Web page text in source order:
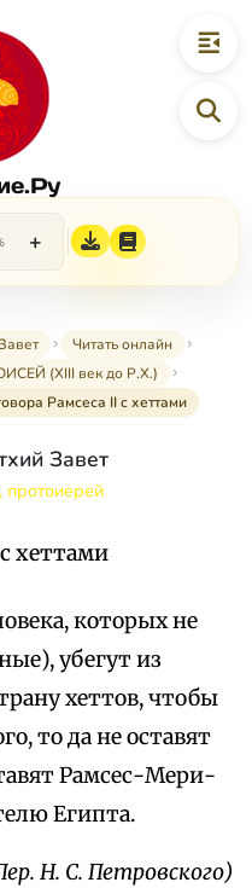
+
Читать онлайн
(XIII век до Р.Х.)
Рамсеса II c хеттами
Завет
хеттами
которых не
убегут из
хеттов, чтобы
то да не оставят
Рамсес-Мери-
Египта.
Н. С. Петровского)